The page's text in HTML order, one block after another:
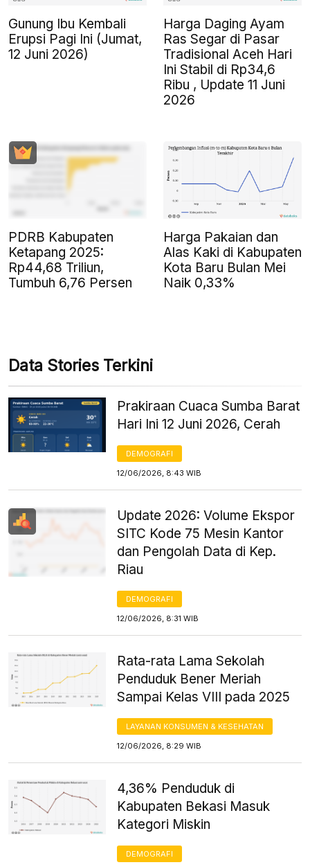
Gunung Ibu Kembali
Erupsi Pagi Ini (Jumat,
12 Juni 2026)
Harga Daging Ayam
Ras Segar di Pasar
Tradisional Aceh Hari
Ini Stabil di Rp34,6
Ribu , Update 11 Juni
2026
PDRB Kabupaten
Ketapang 2025:
Rp44,68 Triliun,
Tumbuh 6,76 Persen
Harga Pakaian dan
Alas Kaki di Kabupaten
Kota Baru Bulan Mei
Naik 0,33%
Data Stories Terkini
Prakiraan Cuaca Sumba Barat
Hari Ini 12 Juni 2026, Cerah
DEMOGRAFI
12/06/2026, 8:43 WIB
Update 2026: Volume Ekspor
SITC Kode 75 Mesin Kantor
dan Pengolah Data di Kep.
Riau
DEMOGRAFI
12/06/2026, 8:31 WIB
Rata-rata Lama Sekolah
Penduduk Bener Meriah
Sampai Kelas VIII pada 2025
LAYANAN KONSUMEN & KESEHATAN
12/06/2026, 8:29 WIB
4,36% Penduduk di
Kabupaten Bekasi Masuk
Kategori Miskin
DEMOGRAFI